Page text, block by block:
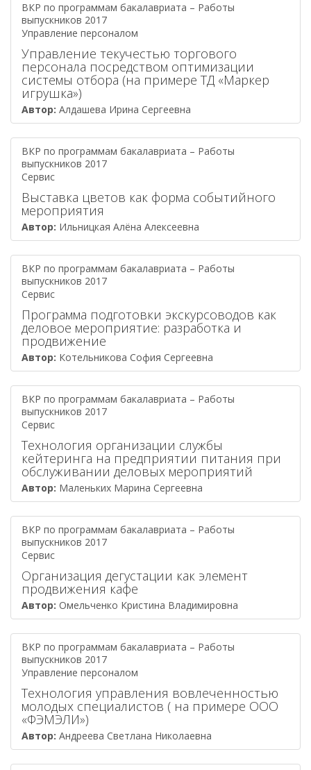
ВКР по программам бакалавриата – Работы
выпускников 2017
Управление персоналом
Управление текучестью торгового
персонала посредством оптимизации
системы отбора (на примере ТД «Маркер
игрушка»)
Автор: Алдашева Ирина Сергеевна
ВКР по программам бакалавриата – Работы
выпускников 2017
Сервис
Выставка цветов как форма событийного
мероприятия
Автор: Ильницкая Алёна Алексеевна
ВКР по программам бакалавриата – Работы
выпускников 2017
Сервис
Программа подготовки экскурсоводов как
деловое мероприятие: разработка и
продвижение
Автор: Котельникова София Сергеевна
ВКР по программам бакалавриата – Работы
выпускников 2017
Сервис
Технология организации службы
кейтеринга на предприятии питания при
обслуживании деловых мероприятий
Автор: Маленьких Марина Сергеевна
ВКР по программам бакалавриата – Работы
выпускников 2017
Сервис
Организация дегустации как элемент
продвижения кафе
Автор: Омельченко Кристина Владимировна
ВКР по программам бакалавриата – Работы
выпускников 2017
Управление персоналом
Технология управления вовлеченностью
молодых специалистов ( на примере ООО
«ФЭМЭЛИ»)
Автор: Андреева Светлана Николаевна